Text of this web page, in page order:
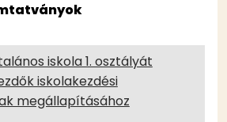
iskola 1. osztályát
iskolakezdési
megállapításához